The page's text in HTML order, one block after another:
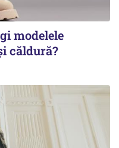
modelele
căldură?